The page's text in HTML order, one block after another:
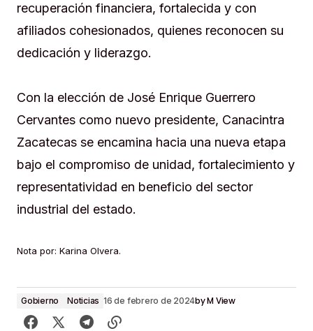
recuperación financiera, fortalecida y con
afiliados cohesionados, quienes reconocen su
dedicación y liderazgo.
Con la elección de José Enrique Guerrero
Cervantes como nuevo presidente, Canacintra
Zacatecas se encamina hacia una nueva etapa
bajo el compromiso de unidad, fortalecimiento y
representatividad en beneficio del sector
industrial del estado.
Nota por: Karina Olvera.
Gobierno Noticias 16 de febrero de 2024byM View